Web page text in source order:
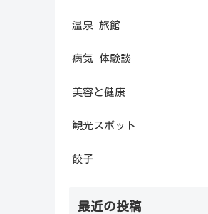
温泉 旅館
病気 体験談
美容と健康
観光スポット
餃子
最近の投稿